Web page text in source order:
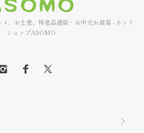
、お土産、特産品通販・お中元お歳暮 - ネット
ショップASOMO